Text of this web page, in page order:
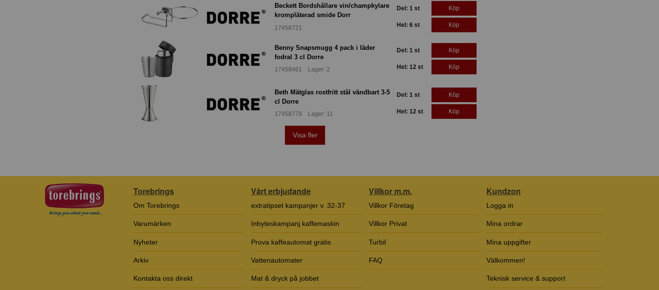
Beckett Bordshållare vin/champkylare
krompläterad smide Dorr
17458721
Del: 1 st Köp
Hel: 6 st Köp
Benny Snapsmugg 4 pack i läder
fodral 3 cl Dorre
17458461 Lager: 2
Del: 1 st Köp
Hel: 12 st Köp
Beth Mätglas rostfritt stål vändbart 3-5
cl Dorre
17458778 Lager: 11
Del: 1 st Köp
Hel: 12 st Köp
Visa fler
Torebrings
Om Torebrings
Varumärken
Nyheter
Arkiv
Kontakta oss direkt
Vårt erbjudande
extratipset kampanjer v. 32-37
Inbyteskampanj kaffemaskin
Prova kaffeautomat gratis
Vattenautomater
Mat & dryck på jobbet
Villkor m.m.
Villkor Företag
Villkor Privat
Turbil
FAQ
Kundzon
Logga in
Mina ordrar
Mina uppgifter
Välkommen!
Teknisk service & support